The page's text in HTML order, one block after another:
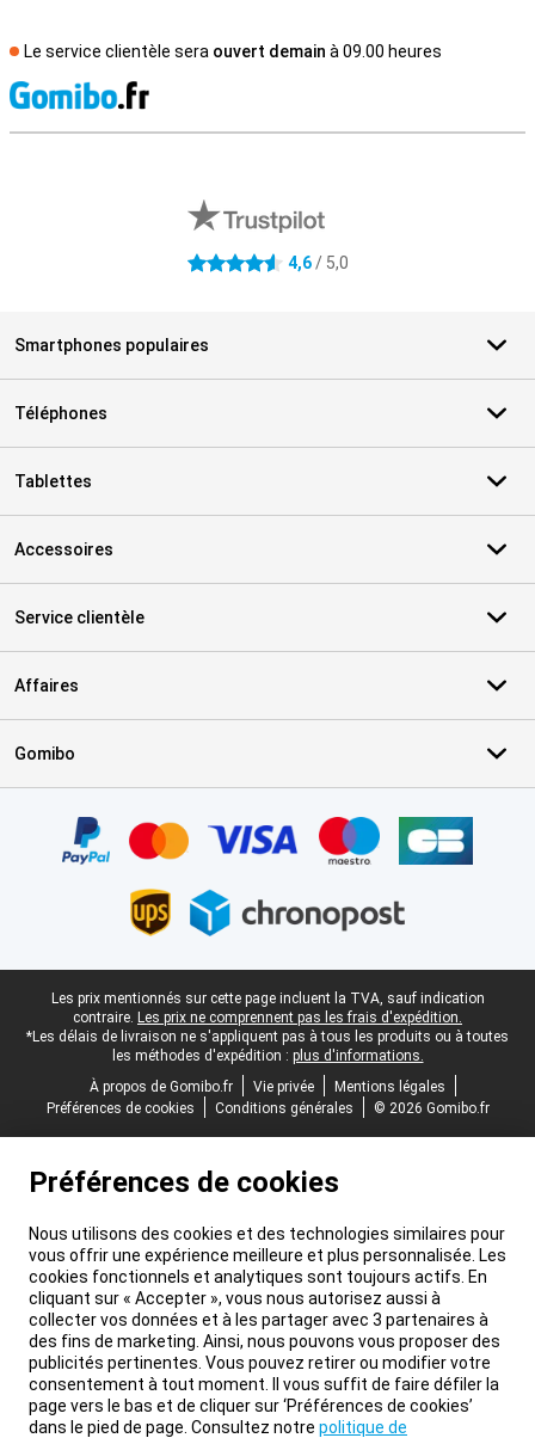
Le service clientèle sera ouvert demain à 09.00 heures
4.6 étoiles 4,6/ 5,0
Smartphones populaires
Téléphones
Tablettes
Accessoires
Service clientèle
Affaires
Gomibo
Pied-de-page légal
Les prix mentionnés sur cette page incluent la TVA, sauf indication
contraire. Les prix ne comprennent pas les frais d'expédition.
*Les délais de livraison ne s'appliquent pas à tous les produits ou à toutes
les méthodes d'expédition : plus d'informations.
À propos de Gomibo.fr
Vie privée
Mentions légales
Préférences de cookies
Conditions générales © 2026 Gomibo.fr
Préférences de cookies
Nous utilisons des cookies et des technologies similaires pour
vous offrir une expérience meilleure et plus personnalisée. Les
cookies fonctionnels et analytiques sont toujours actifs. En
cliquant sur « Accepter », vous nous autorisez aussi à
collecter vos données et à les partager avec 3 partenaires à
des fins de marketing. Ainsi, nous pouvons vous proposer des
publicités pertinentes. Vous pouvez retirer ou modifier votre
consentement à tout moment. Il vous suffit de faire défiler la
page vers le bas et de cliquer sur ‘Préférences de cookies’
dans le pied de page. Consultez notre politique de